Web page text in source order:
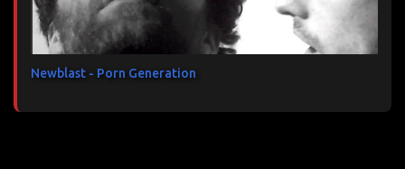
Newblast - Porn Generation